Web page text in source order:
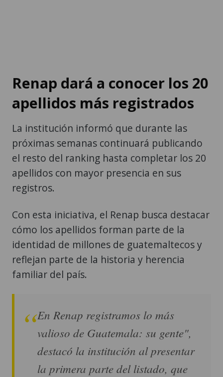
Renap dará a conocer los 20
apellidos más registrados
La institución informó que durante las
próximas semanas continuará publicando
el resto del ranking hasta completar los 20
apellidos con mayor presencia en sus
registros.
Con esta iniciativa, el Renap busca destacar
cómo los apellidos forman parte de la
identidad de millones de guatemaltecos y
reflejan parte de la historia y herencia
familiar del país.
En Renap registramos lo más
valioso de Guatemala: su gente",
destacó la institución al presentar
la primera parte del listado, que